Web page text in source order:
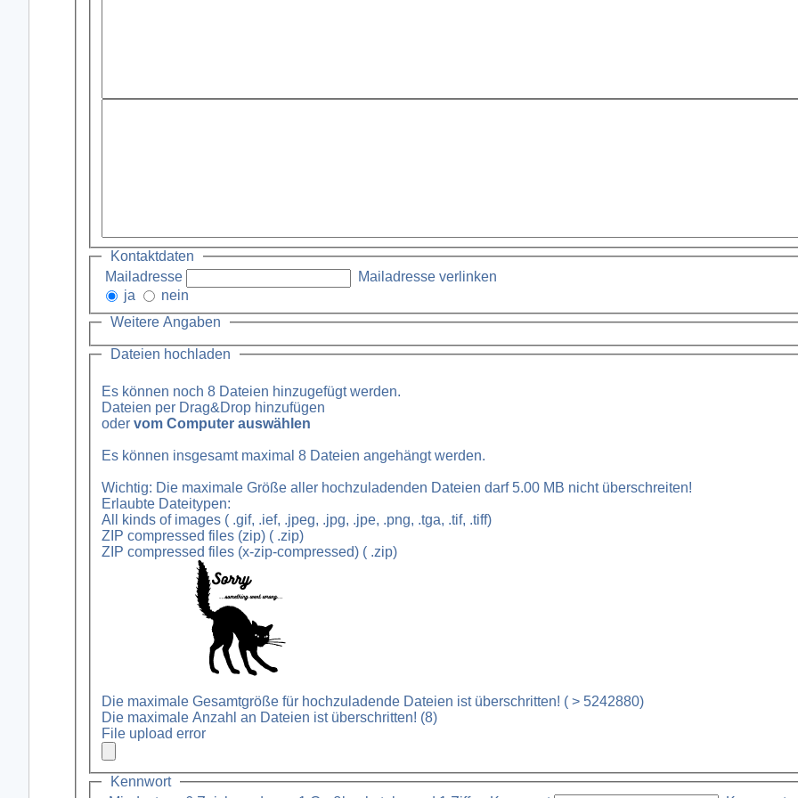
Kontaktdaten
Mailadresse
Mailadresse verlinken
ja
nein
Weitere Angaben
Dateien hochladen
Es können noch 8Dateien hinzugefügt werden.
Dateien per Drag&Drop hinzufügen
oder vom Computer auswählen
Es können insgesamt maximal 8 Dateien angehängt werden.
Wichtig: Die maximale Größe aller hochzuladenden Dateien darf 5.00 MB nicht überschreiten!
Erlaubte Dateitypen:
All kinds of images ( .gif, .ief, .jpeg, .jpg, .jpe, .png, .tga, .tif, .tiff)
ZIP compressed files (zip) ( .zip)
ZIP compressed files (x-zip-compressed) ( .zip)
Die maximale Gesamtgröße für hochzuladende Dateien ist überschritten! (> 5242880)
Die maximale Anzahl an Dateien ist überschritten! (8)
File upload error
Kennwort